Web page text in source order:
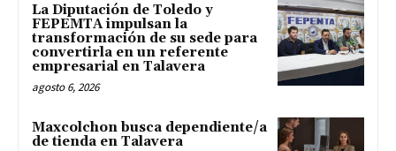
La Diputación de Toledo y
FEPEMTA impulsan la
transformación de su sede para
convertirla en un referente
empresarial en Talavera
agosto 6, 2026
Maxcolchon busca dependiente/a
de tienda en Talavera